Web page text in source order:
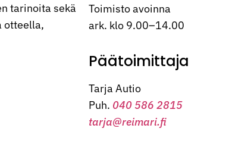
tarinoita sekä
otteella,
Toimisto avoinna
ark. klo 9.00–14.00
Päätoimittaja
Tarja Autio
Puh. 040 586 2815
tarja@reimari.fi